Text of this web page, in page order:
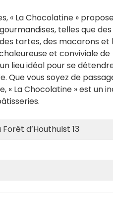
« La Chocolatine »
telles que
tartes, des macarons et
et conviviale de
lieu idéal pour se
Que vous soyez de
« La Chocolatine » est un
d’Houthulst 13